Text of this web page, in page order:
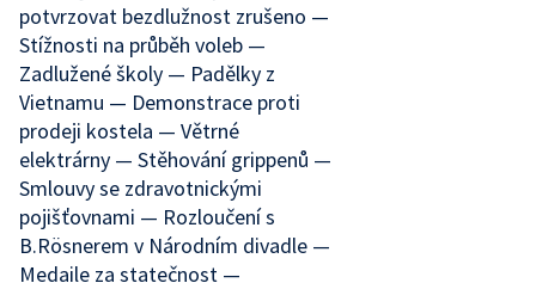
potvrzovat bezdlužnost zrušeno —
Stížnosti na průběh voleb —
Zadlužené školy — Padělky z
Vietnamu — Demonstrace proti
prodeji kostela — Větrné
elektrárny — Stěhování grippenů —
Smlouvy se zdravotnickými
pojišťovnami — Rozloučení s
B.Rösnerem v Národním divadle —
Medaile za statečnost —